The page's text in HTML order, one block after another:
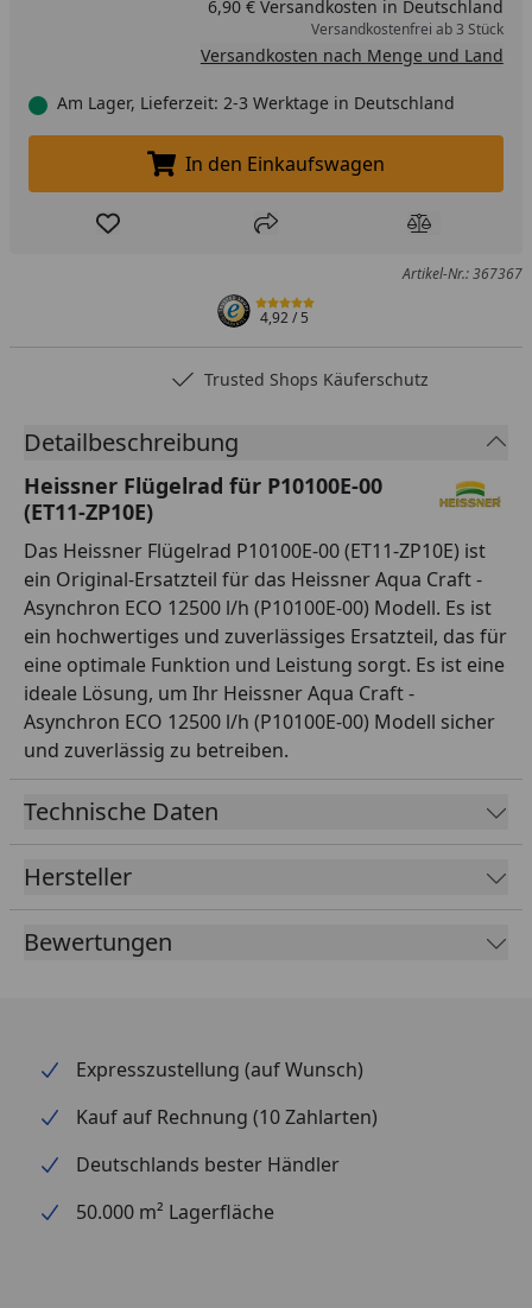
6,90 € Versandkosten in Deutschland
Versandkostenfrei ab 3 Stück
Versandkosten nach Menge und Land
Am Lager, Lieferzeit: 2-3 Werktage in Deutschland
In den Einkaufswagen legen
In den Einkaufswagen
Produkt zur Wunschliste hinzufügen
Teilen Produkt
Artikel-Nr.: 367367
4,92/ 5
Trusted Shops Käuferschutz
Detailbeschreibung
Heissner Flügelrad für P10100E-00
(ET11-ZP10E)
Das Heissner Flügelrad P10100E-00 (ET11-ZP10E) ist
ein Original-Ersatzteil für das Heissner Aqua Craft -
Asynchron ECO 12500 l/h (P10100E-00) Modell. Es ist
ein hochwertiges und zuverlässiges Ersatzteil, das für
eine optimale Funktion und Leistung sorgt. Es ist eine
ideale Lösung, um Ihr Heissner Aqua Craft -
Asynchron ECO 12500 l/h (P10100E-00) Modell sicher
und zuverlässig zu betreiben.
Technische Daten
Hersteller
Bewertungen
Expresszustellung (auf Wunsch)
Kauf auf Rechnung (10 Zahlarten)
Deutschlands bester Händler
50.000 m² Lagerfläche